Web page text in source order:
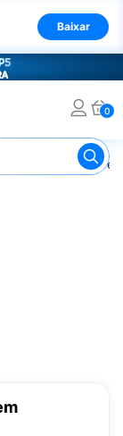
Baixar
0
Escova de